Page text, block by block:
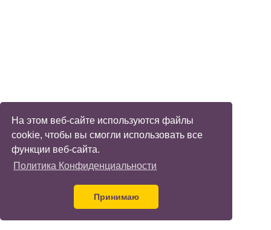
На этом веб-сайте используются файлы
cookie, чтобы вы смогли использовать все
функции веб-сайта.
Политика Конфиденциальности
Принимаю